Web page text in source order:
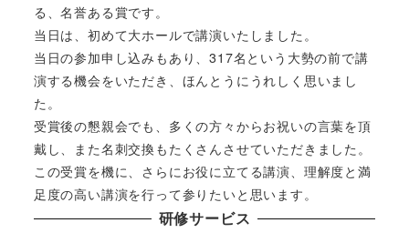
る、名誉ある賞です。
当日は、初めて大ホールで講演いたしました。
当日の参加申し込みもあり、317名という大勢の前で講
演する機会をいただき、ほんとうにうれしく思いまし
た。
受賞後の懇親会でも、多くの方々からお祝いの言葉を頂
戴し、また名刺交換もたくさんさせていただきました。
この受賞を機に、さらにお役に立てる講演、理解度と満
足度の高い講演を行って参りたいと思います。
研修サービス